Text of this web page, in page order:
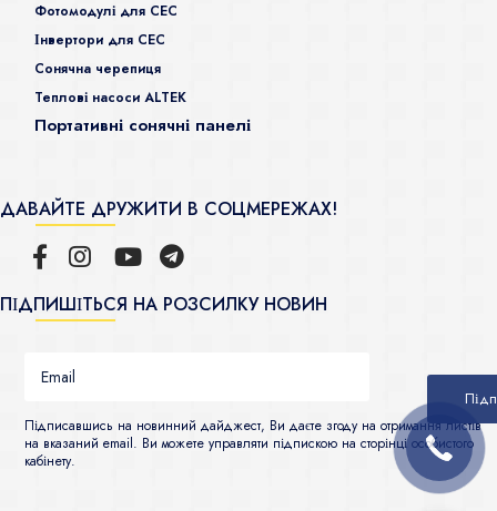
Фотомодулі для СЕС
Інвертори для СЕС
Сонячна черепиця
Теплові насоси ALTEK
Портативні сонячні панелі
ДАВАЙТЕ ДРУЖИТИ В СОЦМЕРЕЖАХ!
ПІДПИШІТЬСЯ НА РОЗСИЛКУ НОВИН
Підписавшись на новинний дайджест, Ви даєте згоду на отримання листів
на вказаний email. Ви можете управляти підпискою на сторінці особистого
кабінету.